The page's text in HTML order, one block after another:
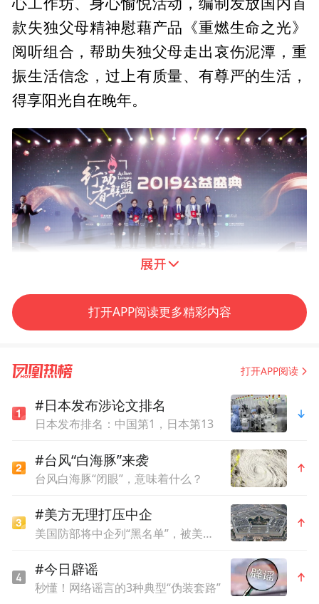
心工作坊、身心愉悦活动，编制发放国内首
款失独父母精神慰藉产品《重燃生命之光》
阅听组合，帮助失独父母走出哀伤泥潭，重
振生活信念，过上有质量、有尊严的生活，
得享阳光自在晚年。
“关爱失独暖心行动”获得行动者联盟2019最具网络
随后，项目代表代表毛爱珍走进凤凰网公益
打开APP阅读更多精彩内容
打开APP阅读
#日本发布涉论文排名
日本发布排名：中国第1，日本第13
#台风“白海豚”来袭
台风白海豚“闭眼”，意味着什么？
#美方无理打压中企
美国防部将中企列“黑名单”，被美法院驳回
#今日辟谣
秒懂！网络谣言的3种典型“伪装套路”